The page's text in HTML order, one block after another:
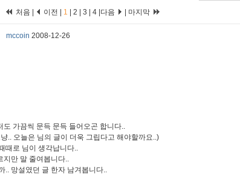
처음 | 이전 | 1 2 3 4 다음 마지막
mccoin 2008-12-26
도 가끔씩 문득 문득 들어오곤 합니다..
.. 오늘은 님의 글이 더욱 그립다고 해야할까요..)
때로 님이 생각납니다..
지만 말 줄여봅니다..
.. 망설였던 글 한자 남겨봅니다..